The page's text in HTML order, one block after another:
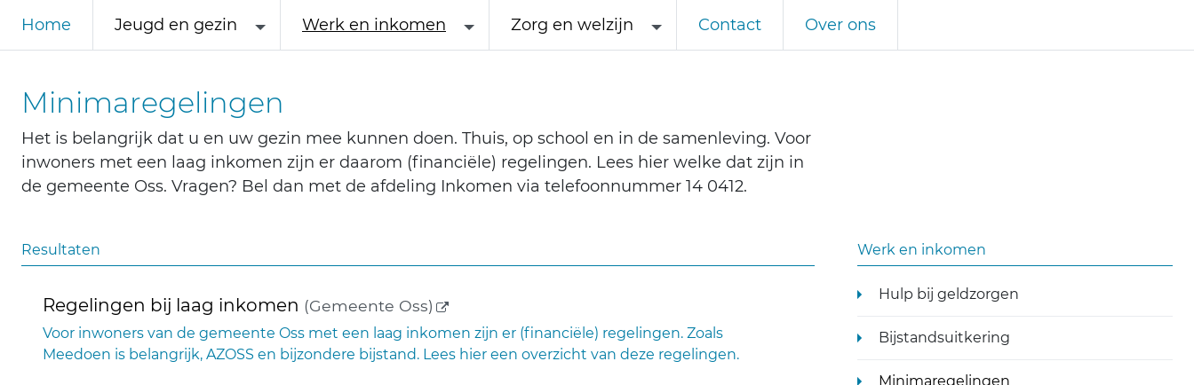
Home Jeugd en gezin Werk en inkomen Zorg en welzijn Contact Over ons
Minimaregelingen
Het is belangrijk dat u en uw gezin mee kunnen doen. Thuis, op school en in de samenleving. Voor
inwoners met een laag inkomen zijn er daarom (financiële) regelingen. Lees hier welke dat zijn in
de gemeente Oss. Vragen? Bel dan met de afdeling Inkomen via telefoonnummer 14 0412.
Resultaten
Regelingen bij laag inkomen (Gemeente Oss) (externe link)
Voor inwoners van de gemeente Oss met een laag inkomen zijn er (financiële) regelingen. Zoals
Meedoen is belangrijk, AZOSS en bijzondere bijstand. Lees hier een overzicht van deze regelingen.
Werk en inkomen
Hulp bij geldzorgen
Bijstandsuitkering
Minimaregelingen